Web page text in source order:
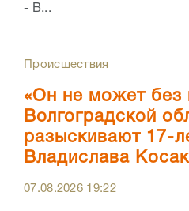
- В...
Происшествия
«Он не может без
Волгоградской
разыскивают 17-
Владислава
07.08.2026 19:22